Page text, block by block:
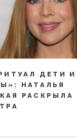
ДЕТИ
НАТАЛЬЯ
РАСКРЫЛА